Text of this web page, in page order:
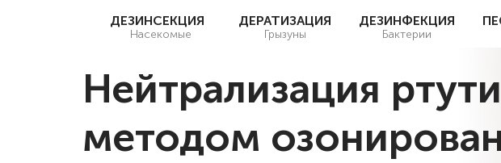
ДЕЗИНСЕКЦИЯ
Насекомые
ДЕРАТИЗАЦИЯ
Грызуны
ДЕЗИНФЕКЦИЯ
Бактерии
Нейтрализация ртути
методом